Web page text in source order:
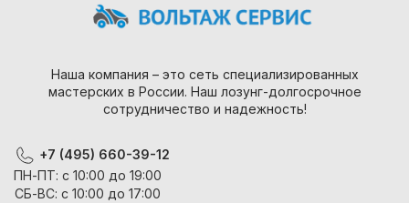
Наша компания – это сеть специализированных
мастерских в России. Наш лозунг-долгосрочное
сотрудничество и надежность!
+7 (495) 660-39-12
ПН-ПТ: с 10:00 до 19:00
СБ-ВС: с 10:00 до 17:00